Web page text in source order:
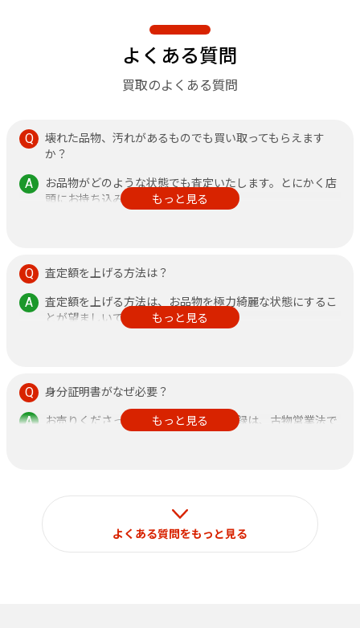
よくある質問
買取のよくある質問
壊れた品物、汚れがあるものでも買い取ってもらえます
か？
お品物がどのような状態でも査定いたします。とにかく店
頭にお持ち込みください。
その他、不安なことがありましたら何なりと店頭にお申し
もっと見る
査定額を上げる方法は？
査定額を上げる方法は、お品物を極力綺麗な状態にするこ
とが望ましいです。
また、鑑定書がある方が査定額アップに繋がりますので、
もっと見る
身分証明書がなぜ必要？
お売りくださった方の身分証明書の記録は、古物営業法で
定められておりますのでご了承ください。
もっと見る
よくある質問をもっと見る